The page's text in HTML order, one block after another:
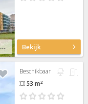
Fascinatio Boulevard 562, Capelle aan den IJssel Bekijk
Beschikbaar
53 m2